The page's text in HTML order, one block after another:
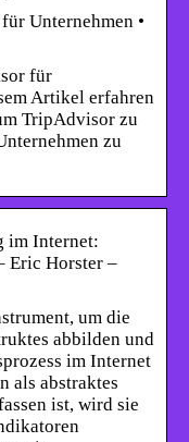
Unternehmen •
für
Artikel erfahren
TripAdvisor zu
zu
im Internet:
Eric Horster –
um die
abbilden und
im Internet
als abstraktes
ist, wird sie